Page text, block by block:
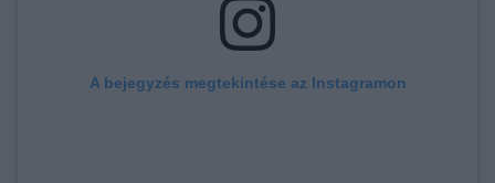
A bejegyzés megtekintése az Instagramon